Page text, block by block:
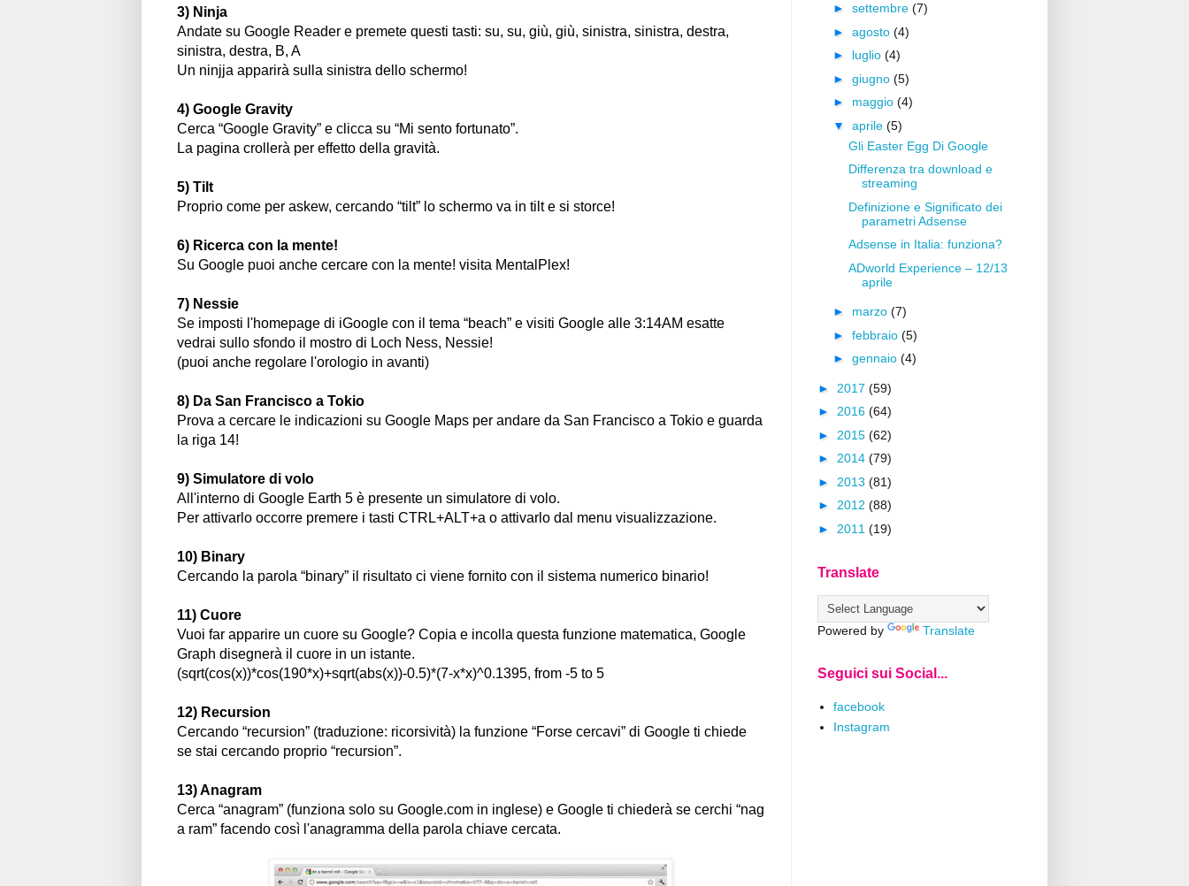
3) Ninja
Andate su Google Reader e premete questi tasti: su, su, giù, giù, sinistra, sinistra, destra,
sinistra, destra, B, A
Un ninjja apparirà sulla sinistra dello schermo!
4) Google Gravity
Cerca “Google Gravity” e clicca su “Mi sento fortunato”.
La pagina crollerà per effetto della gravità.
5) Tilt
Proprio come per askew, cercando “tilt” lo schermo va in tilt e si storce!
6) Ricerca con la mente!
Su Google puoi anche cercare con la mente! visita MentalPlex!
7) Nessie
Se imposti l'homepage di iGoogle con il tema “beach” e visiti Google alle 3:14AM esatte
vedrai sullo sfondo il mostro di Loch Ness, Nessie!
(puoi anche regolare l'orologio in avanti)
8) Da San Francisco a Tokio
Prova a cercare le indicazioni su Google Maps per andare da San Francisco a Tokio e guarda
la riga 14!
9) Simulatore di volo
All'interno di Google Earth 5 è presente un simulatore di volo.
Per attivarlo occorre premere i tasti CTRL+ALT+a o attivarlo dal menu visualizzazione.
10) Binary
Cercando la parola “binary” il risultato ci viene fornito con il sistema numerico binario!
11) Cuore
Vuoi far apparire un cuore su Google? Copia e incolla questa funzione matematica, Google
Graph disegnerà il cuore in un istante.
(sqrt(cos(x))*cos(190*x)+sqrt(abs(x))-0.5)*(7-x*x)^0.1395, from -5 to 5
12) Recursion
Cercando “recursion” (traduzione: ricorsività) la funzione “Forse cercavi” di Google ti chiede
se stai cercando proprio “recursion”.
13) Anagram
Cerca “anagram” (funziona solo su Google.com in inglese) e Google ti chiederà se cerchi “nag
a ram” facendo così l'anagramma della parola chiave cercata.
► settembre (7)
► agosto (4)
► luglio (4)
► giugno (5)
► maggio (4)
▼ aprile (5)
Gli Easter Egg Di Google
Differenza tra download e
streaming
Definizione e Significato dei
parametri Adsense
Adsense in Italia: funziona?
ADworld Experience – 12/13
aprile
► marzo (7)
► febbraio (5)
► gennaio (4)
► 2017 (59)
► 2016 (64)
► 2015 (62)
► 2014 (79)
► 2013 (81)
► 2012 (88)
► 2011 (19)
Translate
Powered by Translate
Seguici sui Social...
facebook
Instagram